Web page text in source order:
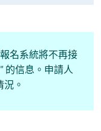
名系統將不再接
的信息。申請人
。